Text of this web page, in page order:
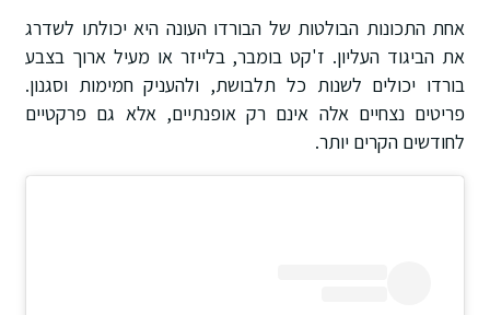
אחת התכונות הבולטות של הבורדו העונה היא יכולתו לשדרג
את הביגוד העליון. ז'קט בומבר, בלייזר או מעיל ארוך בצבע
בורדו יכולים לשנות כל תלבושת, ולהעניק חמימות וסגנון.
פריטים נצחיים אלה אינם רק אופנתיים, אלא גם פרקטיים
לחודשים הקרים יותר.